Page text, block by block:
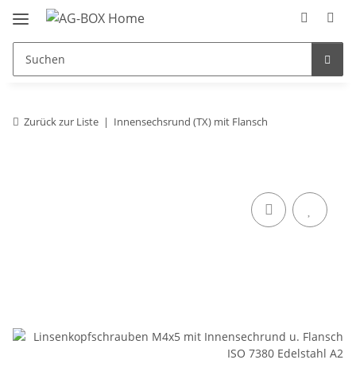
Zurück zur Liste Innensechsrund (TX) mit Flansch